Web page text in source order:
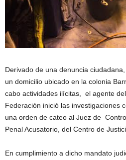
Derivado de una denuncia
un domicilio ubicado en la colonia
cabo actividades ilícitas, el agente
Federación inició las investigaciones
una orden de cateo al Juez de
Penal Acusatorio, del Centro de
En cumplimiento a dicho mandato